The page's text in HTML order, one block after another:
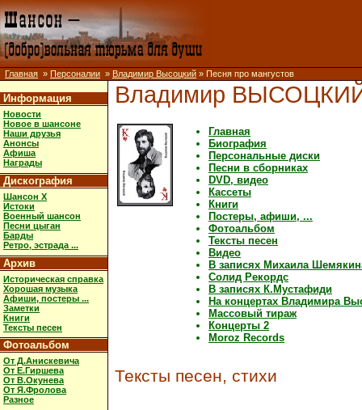
Главная » Персоналии » Владимир Высоцкий » Песня про мангустов
Информация
Новости
Новое в шансоне
Наши друзья
Анонсы
Афиша
Награды
Дискография
Шансон X
Истоки
Военный шансон
Песни цыган
Барды
Ретро, эстрада ...
Архив
Историческая справка
Хорошая музыка
Афиши, постеры ...
Заметки
Книги
Тексты песен
Фотоальбом
От Д.Анискевича
От Е.Гиршева
От В.Окунева
От Я.Фролова
Разное
Владимир
Главная
Биография
Персональные диски
Песни в сборниках
DVD, видео
Кассеты
Книги
Постеры, афиши, ...
Фотоальбом
Тексты песен
Видео
В записях Михаила
Солид Рекордс
В записях К.Мустафиди
На концертах Владимира
Массовый тираж
Концерты 2
Moroz Records
Тексты песен, стихи